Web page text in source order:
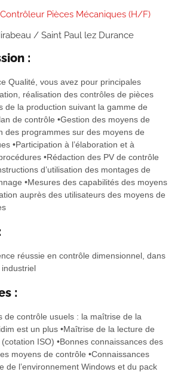
Pièces Mécaniques (H/F)
/ Saint Paul lez Durance
:
Qualité, vous avez pour principales
réalisation des contrôles de pièces
de la production suivant la gamme de
de contrôle •Gestion des moyens de
des programmes sur des moyens de
•Participation à l’élaboration et à
•Rédaction des PV de contrôle
d’utilisation des montages de
•Mesures des capabilités des moyens
auprès des utilisateurs des moyens de
réussie en contrôle dimensionnel, dans
:
de contrôle usuels : la maîtrise de la
est un plus •Maîtrise de la lecture de
ISO) •Bonnes connaissances des
moyens de contrôle •Connaissances
de l’environnement Windows et du pack